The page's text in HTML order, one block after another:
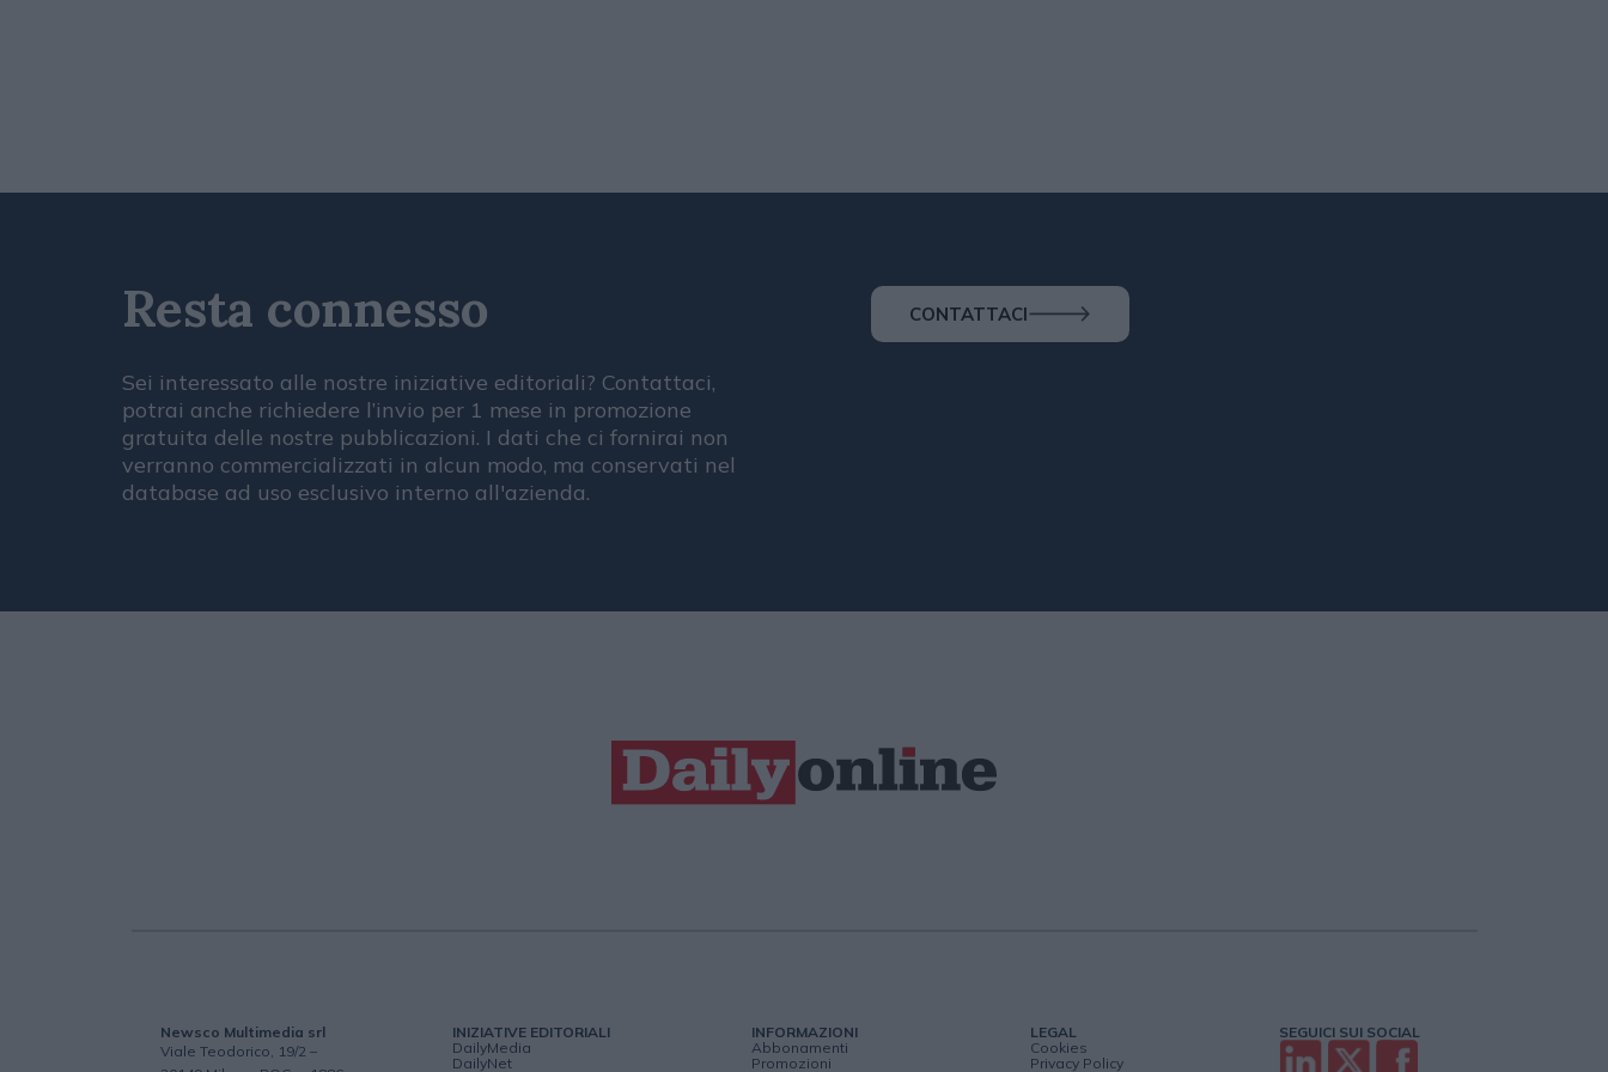
Resta connesso
Sei interessato alle nostre iniziative editoriali? Contattaci,
potrai anche richiedere l’invio per 1 mese in promozione
gratuita delle nostre pubblicazioni. I dati che ci fornirai non
verranno commercializzati in alcun modo, ma conservati nel
database ad uso esclusivo interno all'azienda.
CONTATTACI
Newsco Multimedia srl
Viale Teodorico, 19/2 –
INIZIATIVE EDITORIALI
DailyMedia
DailyNet
INFORMAZIONI
Abbonamenti
Promozioni
LEGAL
Cookies
Privacy Policy
SEGUICI SUI SOCIAL